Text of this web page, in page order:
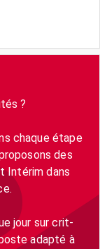
?
chaque étape
des
Intérim dans
jour sur crit-
adapté à